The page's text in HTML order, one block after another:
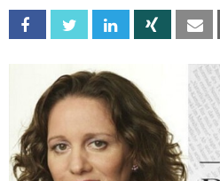
Facebook Twitter Linkedin Xing